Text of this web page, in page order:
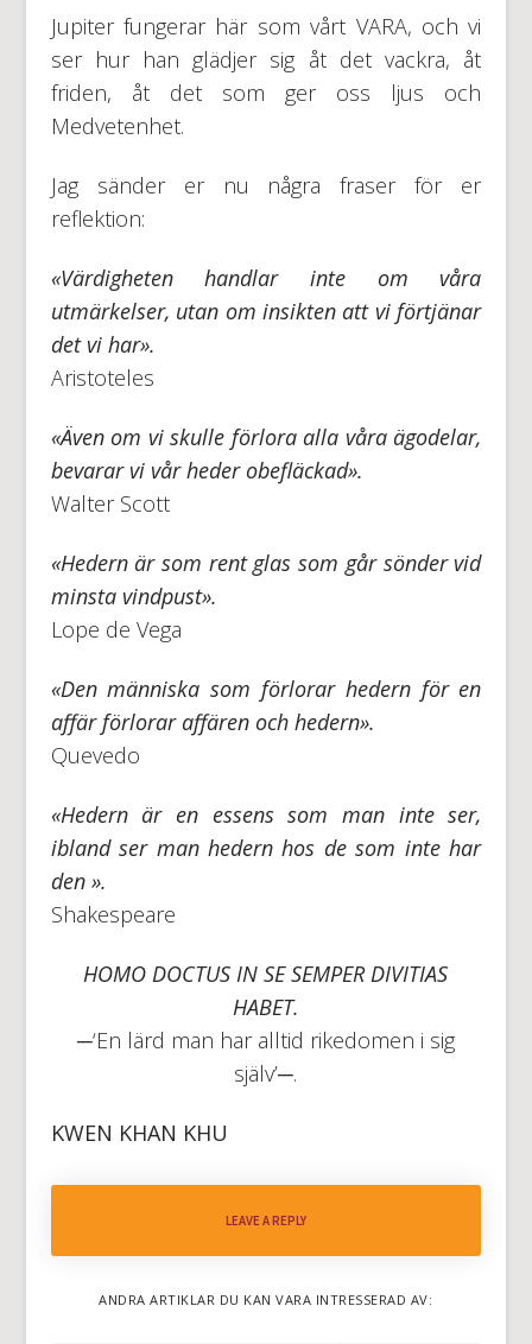
Jupiter fungerar här som vårt VARA, och vi
ser hur han glädjer sig åt det vackra, åt
friden, åt det som ger oss ljus och
Medvetenhet.
Jag sänder er nu några fraser för er
reflektion:
«Värdigheten handlar inte om våra
utmärkelser, utan om insikten att vi förtjänar
det vi har».
Aristoteles
«Även om vi skulle förlora alla våra ägodelar,
bevarar vi vår heder obefläckad».
Walter Scott
«Hedern är som rent glas som går sönder vid
minsta vindpust».
Lope de Vega
«Den människa som förlorar hedern för en
affär förlorar affären och hedern».
Quevedo
«Hedern är en essens som man inte ser,
ibland ser man hedern hos de som inte har
den ».
Shakespeare
HOMO DOCTUS IN SE SEMPER DIVITIAS
HABET.
─‘En lärd man har alltid rikedomen i sig
själv’─.
KWEN KHAN KHU
LEAVE A REPLY
ANDRA ARTIKLAR DU KAN VARA INTRESSERAD AV: